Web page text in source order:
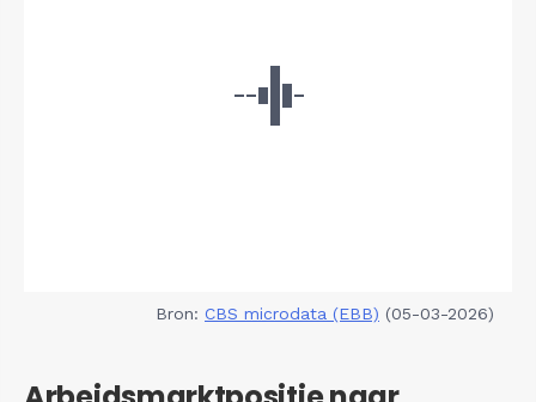
Bron: CBS microdata (EBB) (05-03-2026)